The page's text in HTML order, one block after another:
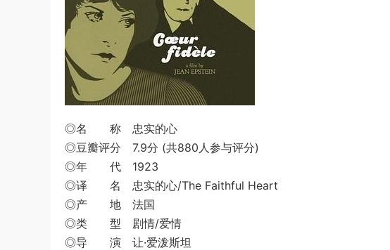
◎名 称 忠实的心
◎豆瓣评分 7.9分 (共880人参与评分)
◎年 代 1923
◎译 名 忠实的心/The Faithful Heart
◎产 地 法国
◎类 型 剧情/爱情
◎导 演 让·爱泼斯坦